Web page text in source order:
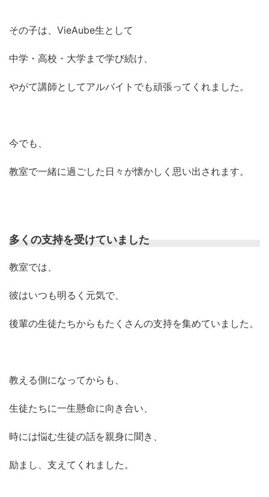
その子は、VieAube生として
中学・高校・大学まで学び続け、
やがて講師としてアルバイトでも頑張ってくれました。
今でも、
教室で一緒に過ごした日々が懐かしく思い出されます。
多くの支持を受けていました
教室では、
彼はいつも明るく元気で、
後輩の生徒たちからもたくさんの支持を集めていました。
教える側になってからも、
生徒たちに一生懸命に向き合い、
時には悩む生徒の話を親身に聞き、
励まし、支えてくれました。